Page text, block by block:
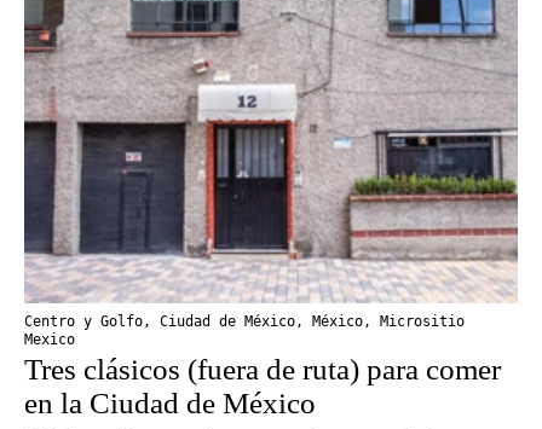
Centro y Golfo, Ciudad de México, México, Micrositio
Mexico
Tres clásicos (fuera de ruta) para comer
en la Ciudad de México